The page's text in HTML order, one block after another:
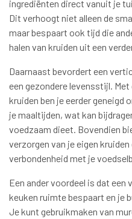
ingrediënten direct vanuit je
Dit verhoogt niet alleen de
maar bespaart ook tijd die
halen van kruiden uit een
Daarnaast bevordert een
een gezondere levensstijl.
kruiden ben je eerder geneigd
je maaltijden, wat kan
voedzaam dieet. Bovendien
verzorgen van je eigen
verbondenheid met je
Een ander voordeel is dat
keuken ruimte bespaart en je
Je kunt gebruikmaken van